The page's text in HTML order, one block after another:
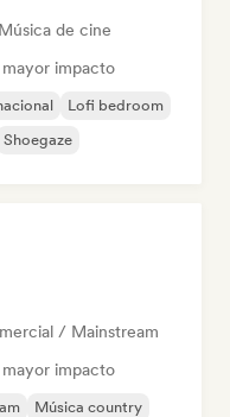
Música de cine
mayor impacto
Lofi bedroom
Shoegaze
/ Mainstream
mayor impacto
Música country